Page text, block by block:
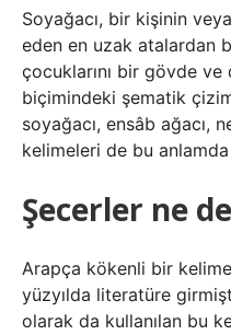
Soyağacı, bir kişinin
eden en uzak atalardan
çocuklarını bir gövde
biçimindeki şematik
soyağacı, ensâb ağacı,
kelimeleri de bu anlamda
Şecerler ne
Arapça kökenli bir
yüzyılda literatüre
olarak da kullanılan bu